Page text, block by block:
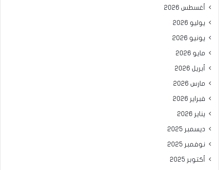
أغسطس 2026
يوليو 2026
يونيو 2026
مايو 2026
أبريل 2026
مارس 2026
فبراير 2026
يناير 2026
ديسمبر 2025
نوفمبر 2025
أكتوبر 2025